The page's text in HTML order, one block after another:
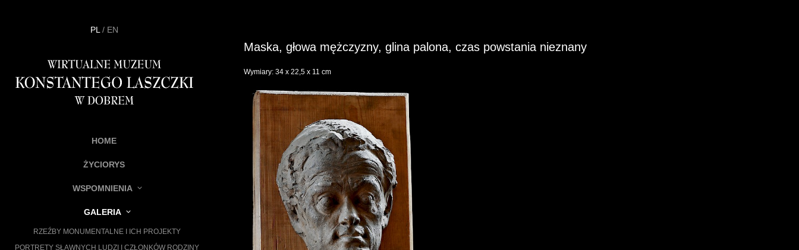
PL / EN
HOME
ŻYCIORYS
WSPOMNIENIA
GALERIA
RZEŹBY MONUMENTALNE I ICH PROJEKTY
PORTRETY SŁAWNYCH LUDZI I CZŁONKÓW RODZINY
Maska, głowa mężczyzny, glina palona, czas powstania nieznany
Wymiary: 34 x 22,5 x 11 cm